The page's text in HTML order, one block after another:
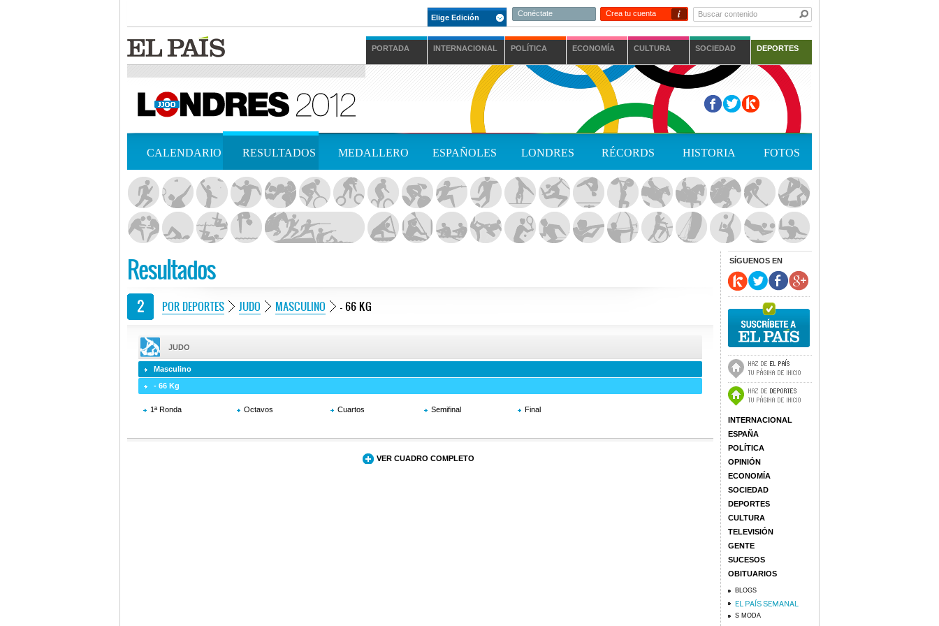
Elige Edición Conéctate Crea tu cuenta i
PORTADA INTERNACIONAL POLÍTICA ECONOMÍA CULTURA SOCIEDAD DEPORTES
CALENDARIO RESULTADOS MEDALLERO ESPAÑOLES LONDRES RÉCORDS HISTORIA FOTOS
Resultados
POR DEPORTES JUDO MASCULINO - 66 KG
JUDO
Masculino
- 66 Kg
1ª Ronda Octavos Cuartos Semifinal Final
VER CUADRO COMPLETO
SÍGUENOS EN
INTERNACIONAL
ESPAÑA
POLÍTICA
OPINIÓN
ECONOMÍA
SOCIEDAD
DEPORTES
CULTURA
TELEVISIÓN
GENTE
SUCESOS
OBITUARIOS
BLOGS
S MODA